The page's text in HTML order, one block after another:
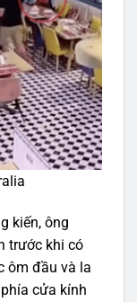
kiến, ông
trước khi có
ôm đầu và la
cửa kính